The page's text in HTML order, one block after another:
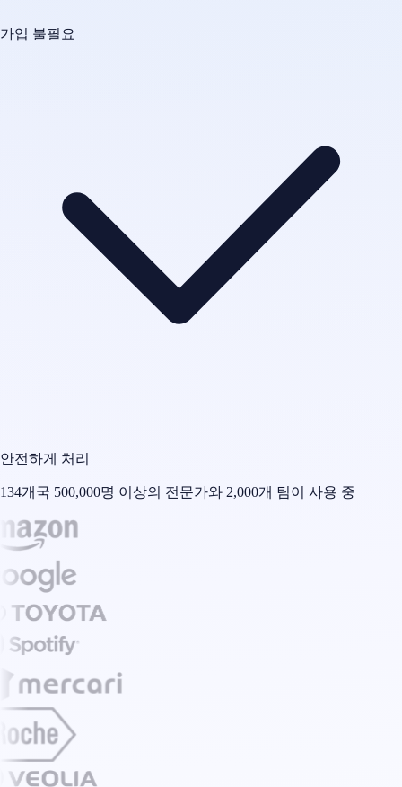
가입 불필요
안전하게 처리
134개국 500,000명 이상의 전문가와 2,000개 팀이 사용 중